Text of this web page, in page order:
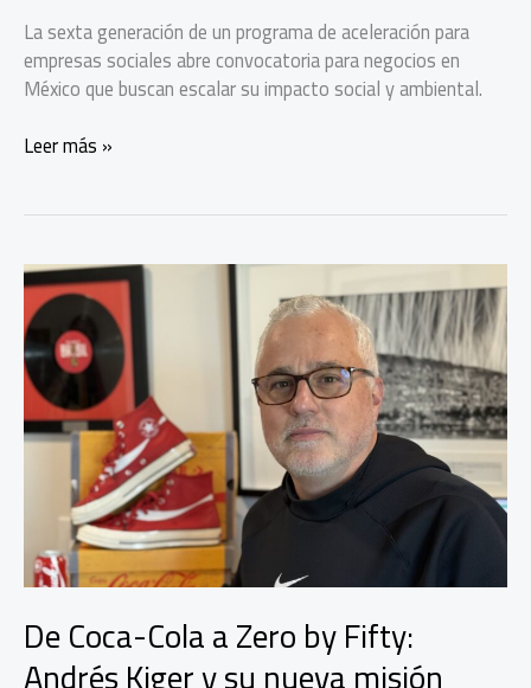
La sexta generación de un programa de aceleración para
empresas sociales abre convocatoria para negocios en
México que buscan escalar su impacto social y ambiental.
MAP
su
programa
de
aceleración
para
empresas
sociales
Leer más »
De Coca-Cola a Zero by Fifty: